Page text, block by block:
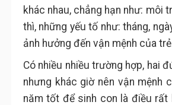
khác nhau, chẳng hạn như: môi
thì, những yếu tố như: tháng,
ảnh hưởng đến vận mệnh của
Có nhiều nhiều trường hợp, hai
nhưng khác giờ nên vận mệnh
năm tốt để sinh con là điều rất